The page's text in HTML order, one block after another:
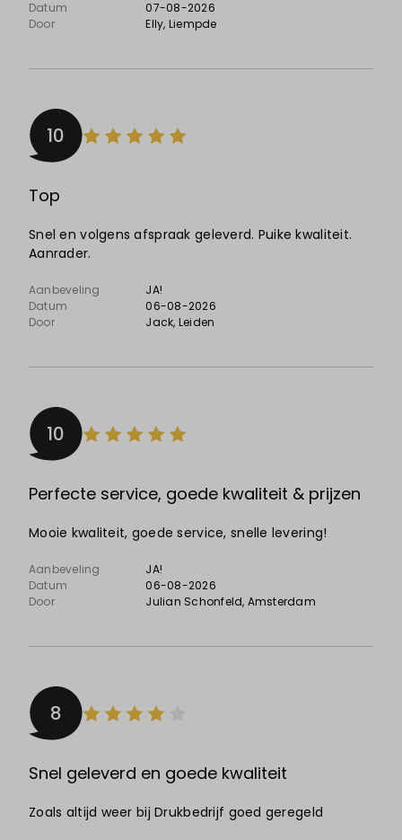
Datum
07-08-2026
Door
Elly, Liempde
10
Top
Snel en volgens afspraak geleverd. Puike kwaliteit.
Aanrader.
Aanbeveling
JA!
Datum
06-08-2026
Door
Jack, Leiden
10
Perfecte service, goede kwaliteit & prijzen
Mooie kwaliteit, goede service, snelle levering!
Aanbeveling
JA!
Datum
06-08-2026
Door
Julian Schonfeld, Amsterdam
8
Snel geleverd en goede kwaliteit
Zoals altijd weer bij Drukbedrijf goed geregeld